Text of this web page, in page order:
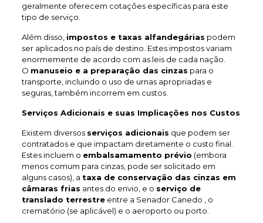
geralmente oferecem cotações específicas para este
tipo de serviço.
Além disso, impostos e taxas alfandegárias podem
ser aplicados no país de destino. Estes impostos variam
enormemente de acordo com as leis de cada nação.
O manuseio e a preparação das cinzas para o
transporte, incluindo o uso de urnas apropriadas e
seguras, também incorrem em custos.
Serviços Adicionais e suas Implicações nos Custos
Existem diversos serviços adicionais que podem ser
contratados e que impactam diretamente o custo final.
Estes incluem o embalsamamento prévio (embora
menos comum para cinzas, pode ser solicitado em
alguns casos), a taxa de conservação das cinzas em
câmaras frias antes do envio, e o serviço de
translado terrestreentre a Senador Canedo , o
crematório (se aplicável) e o aeroporto ou porto.